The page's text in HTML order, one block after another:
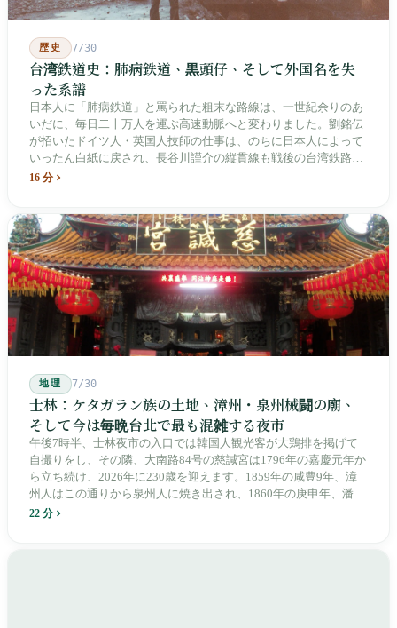
歴史 7/30
台湾鉄道史：肺病鉄道、黒頭仔、そして外国名を失
った系譜
日本人に「肺病鉄道」と罵られた粗末な路線は、一世紀余りのあ
いだに、毎日二十万人を運ぶ高速動脈へと変わりました。劉銘伝
が招いたドイツ人・英国人技師の仕事は、のちに日本人によって
いったん白紙に戻され、長谷川謹介の縦貫線も戦後の台湾鉄路に
よって改名・改番されました。どの世代も前の世代の記録を脚注
治スローガン、そしてようやくプユマ・タロコの世代になって、
先住民族の地名が再びレールの上に敷き戻されたのです。
16 分
地理 7/30
士林：ケタガラン族の土地、漳州・泉州械闘の廟、
そして今は毎晩台北で最も混雑する夜市
午後7時半、士林夜市の入口では韓国人観光客が大鶏排を掲げて
自撮りをし、その隣、大南路84号の慈諴宮は1796年の嘉慶元年か
ら立ち続け、2026年に230歳を迎えます。1859年の咸豊9年、漳
州人はこの通りから泉州人に焼き出され、1860年の庚申年、潘永
清は下樹林に大東路・大南路・大西路・大北路という四本の整然
22 分